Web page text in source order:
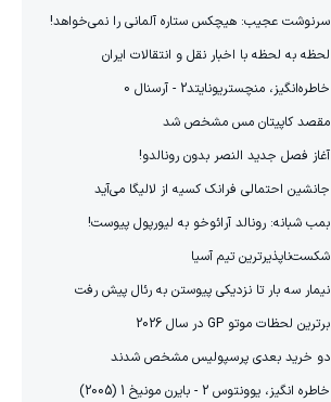
سرنوشت عجیب: هیچکس ستاره آلمانی را نمی‌خواهد!
لحظه به لحظه با اخبار نقل و انتقالات ایران
خاطره‌انگیز، منچستریونایتد2 - آرسنال 0
مقصد کاپیتان مس مشخص شد
آغاز فصل جدید النصر بدون رونالدو!
جانشین احتمالی فرانک کسیه از لالیگا می‌آید
بمب شبانه: رونالد آرائوخو به لیورپول پیوست!
شکست‌ناپذیرترین تیم آسیا
نیمار سه بار تا نزدیکی پیوستن به رئال پیش رفت
برترین لحظات موتو GP در سال 2026
دو خرید بعدی پرسپولیس مشخص شدند
خاطره انگیز، یوونتوس 2 - بایرن مونیخ 1 (2005)